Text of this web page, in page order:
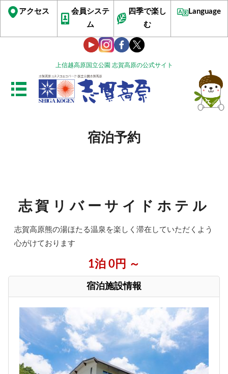
上信越高原国立公園 志賀高原の公式サイト
アクセス
会員システ
ム
四季で楽し
む
Language
宿泊予約
志賀リバーサイドホテル
志賀高原熊の湯ほたる温泉を楽しく滞在していただくよう
心がけております
1泊 0円 ～
宿泊施設情報